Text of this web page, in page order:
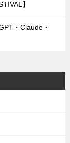
】
・Claude・